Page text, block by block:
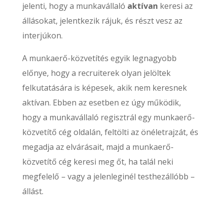
jelenti, hogy a munkavállaló aktívan keresi az
állásokat, jelentkezik rájuk, és részt vesz az
interjúkon.
A munkaerő-közvetítés egyik legnagyobb
előnye, hogy a recruiterek olyan jelöltek
felkutatására is képesek, akik nem keresnek
aktívan. Ebben az esetben ez úgy működik,
hogy a munkavállaló regisztrál egy munkaerő-
közvetítő cég oldalán, feltölti az önéletrajzát, és
megadja az elvárásait, majd a munkaerő-
közvetítő cég keresi meg őt, ha talál neki
megfelelő – vagy a jelenleginél testhezállóbb –
állást.